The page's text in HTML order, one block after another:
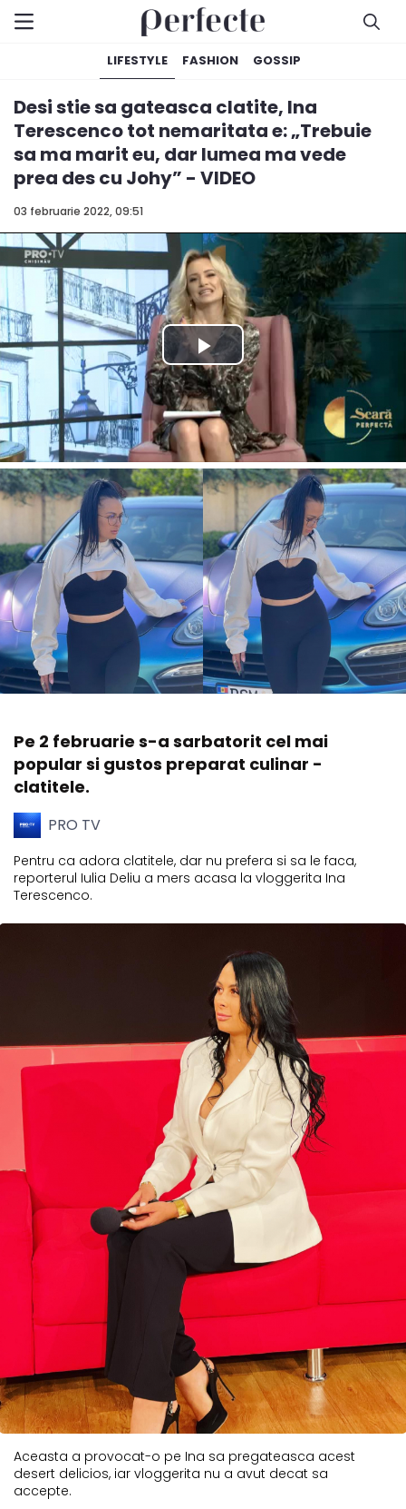
LIFESTYLE FASHION GOSSIP
03 februarie 2022, 09:51
Desi stie sa gateasca clatite, Ina
Terescenco tot nemaritata e: „Trebuie
sa ma marit eu, dar lumea ma vede
prea des cu Johy” - VIDEO
Pe 2 februarie s-a sarbatorit cel mai
popular si gustos preparat culinar -
clatitele.
PRO TV
Pentru ca adora clatitele, dar nu prefera si sa le faca,
reporterul Iulia Deliu a mers acasa la vloggerita Ina
Terescenco.
Aceasta a provocat-o pe Ina sa pregateasca acest
desert delicios, iar vloggerita nu a avut decat sa
accepte.